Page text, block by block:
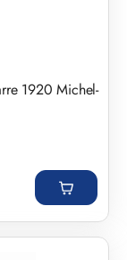
1920 Michel-